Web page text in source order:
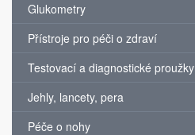
Glukometry
Přístroje pro péči o zdraví
Testovací a diagnostické proužky
Jehly, lancety, pera
Péče o nohy